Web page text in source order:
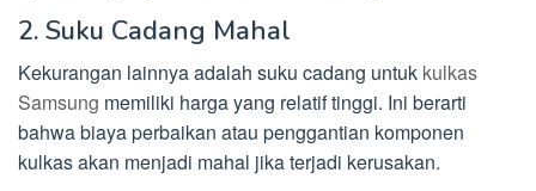
2. Suku Cadang Mahal
Kekurangan lainnya adalah suku cadang untuk kulkas
Samsung memiliki harga yang relatif tinggi. Ini berarti
bahwa biaya perbaikan atau penggantian komponen
kulkas akan menjadi mahal jika terjadi kerusakan.